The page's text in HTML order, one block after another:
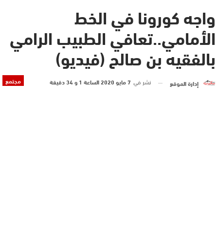
واجه كورونا في الخط
الأمامي..تعافي الطبيب الرامي
بالفقيه بن صالح (فيديو)
مجتمع إدارة الموقع نشر في 7 مايو 2020 الساعة 1 و 34 دقيقة